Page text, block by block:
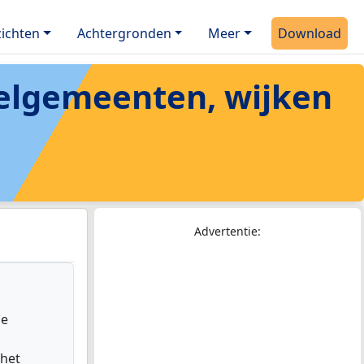
Achtergronden Meer Download
wijken
Advertentie: